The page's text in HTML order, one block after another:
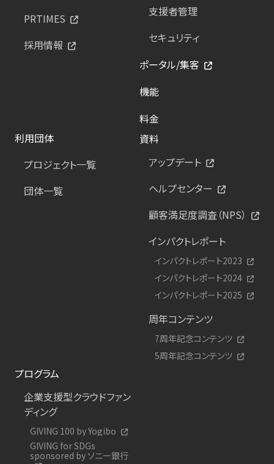
PRTIMES
採用情報
支援者管理
セキュリティ
ポータル/集客
機能
料金
利用団体
プロジェクト一覧
団体一覧
資料
アップデート
ヘルプセンター
顧客満足度調査（NPS）
インパクトレポート
インパクトレポート2023
インパクトレポート2024
インパクトレポート2025
周年コンテンツ
7周年記念コンテンツ
5周年記念コンテンツ
プログラム
企業支援型クラウドファン
ディング
GIVING 100 by Yogibo
GIVING for SDGs
sponsored by ソニー銀行